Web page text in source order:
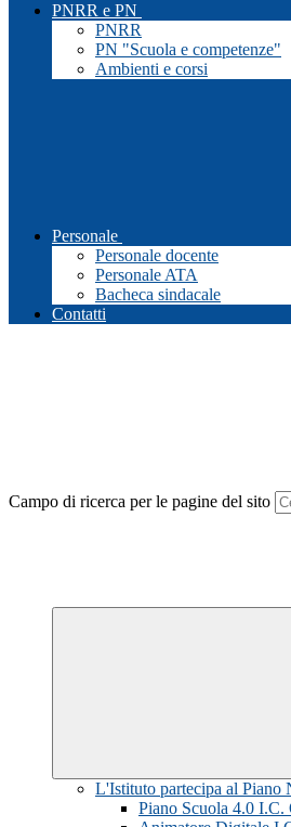
PNRR e PN
PNRR
PN "Scuola e competenze"
Ambienti e corsi
Personale
Personale docente
Personale ATA
Bacheca sindacale
Contatti
Campo di ricerca per le pagine del sito
L'Istituto partecipa al Piano
Piano Scuola 4.0 I.C.